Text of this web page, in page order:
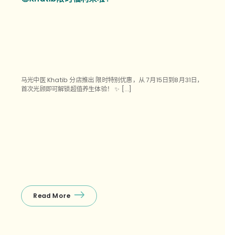
马光中医 Khatib 分店推出 限时特别优惠，从 7月15日到8月31日，
首次光顾即可解锁超值养生体验！ ✨ […]
Read More